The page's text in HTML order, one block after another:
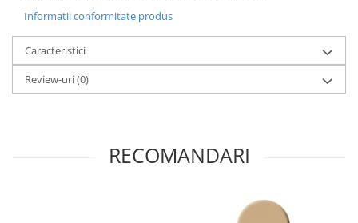
Informatii conformitate produs
Caracteristici
Review-uri(0)
RECOMANDARI